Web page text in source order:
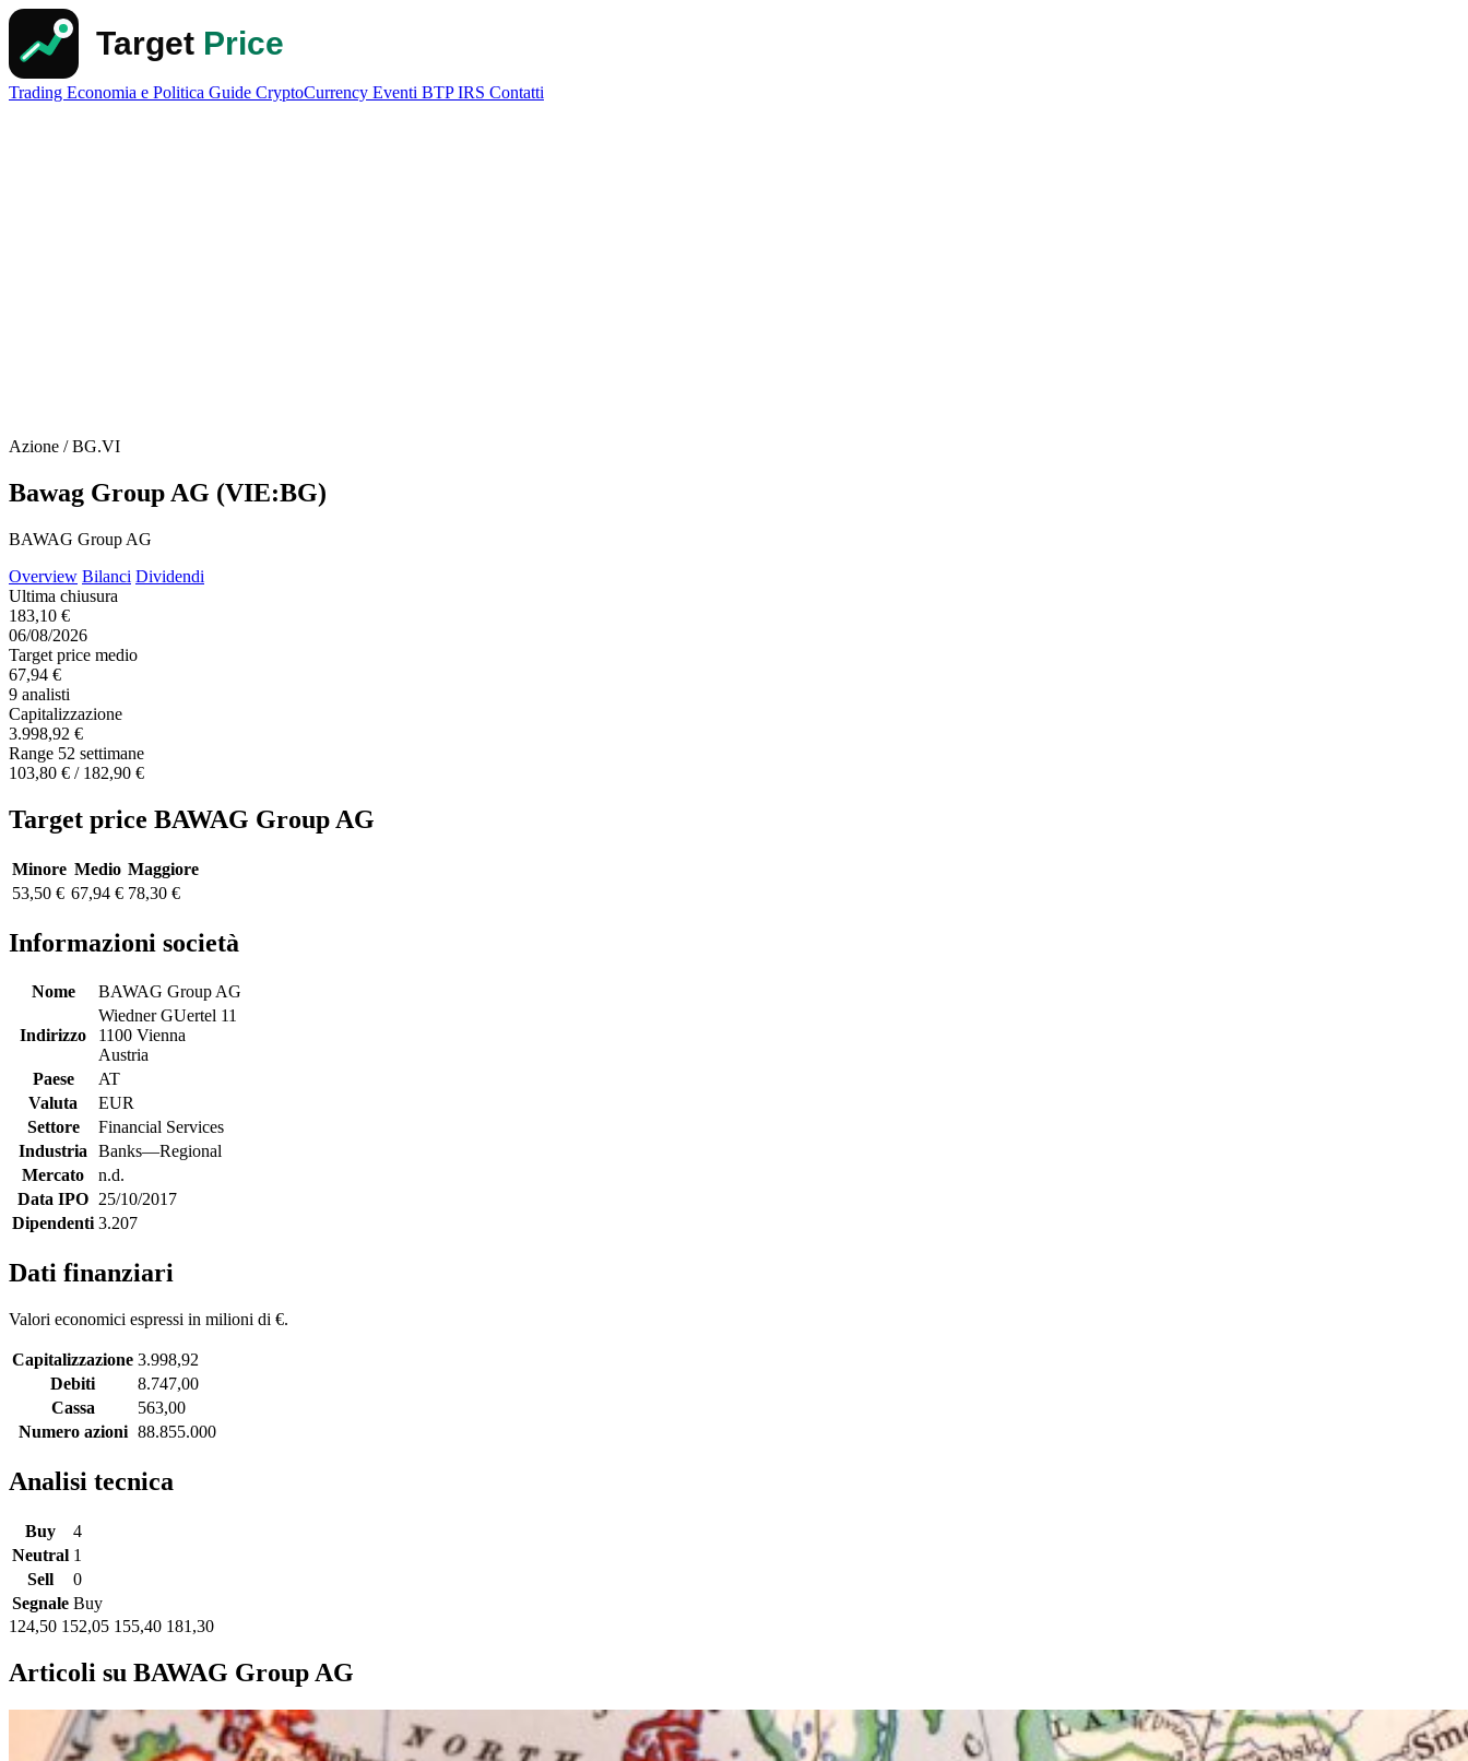
Trading Economia e Politica Guide CryptoCurrency Eventi BTPIRS Contatti
Azione / BG.VI
Bawag Group AG (VIE:BG)
BAWAG Group AG
Overview Bilanci Dividendi
Ultima chiusura
183,10 €
06/08/2026
Target price medio
67,94 €
9 analisti
Capitalizzazione
3.998,92 €
Range 52 settimane
103,80 € / 182,90 €
Target price BAWAG Group AG
Minore Medio Maggiore
53,50 € 67,94 € 78,30 €
Informazioni società
Nome BAWAG Group AG
Indirizzo
Wiedner GUertel 11
1100 Vienna
Austria
Paese
AT
Valuta
EUR
Settore
Financial Services
Industria Banks—Regional
Mercato
n.d.
Data IPO 25/10/2017
Dipendenti 3.207
Dati finanziari
Valori economici espressi in milioni di €.
Capitalizzazione 3.998,92
Debiti
8.747,00
Cassa
563,00
Numero azioni 88.855.000
Analisi tecnica
Buy
4
Neutral 1
Sell
0
Segnale Buy
124,50 152,05 155,40 181,30
Articoli su BAWAG Group AG